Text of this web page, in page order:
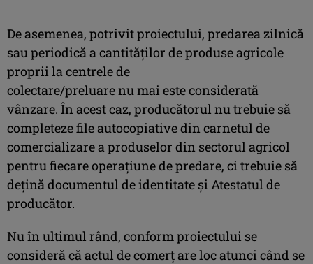
De asemenea, potrivit proiectului, predarea zilnică
sau periodică a cantităților de produse agricole
proprii la centrele de
colectare/preluare nu mai este considerată
vânzare. În acest caz, producătorul nu trebuie să
completeze file autocopiative din carnetul de
comercializare a produselor din sectorul agricol
pentru fiecare operațiune de predare, ci trebuie să
dețină documentul de identitate şi Atestatul de
producător.
Nu în ultimul rând, conform proiectului se
consideră că actul de comerț are loc atunci când se